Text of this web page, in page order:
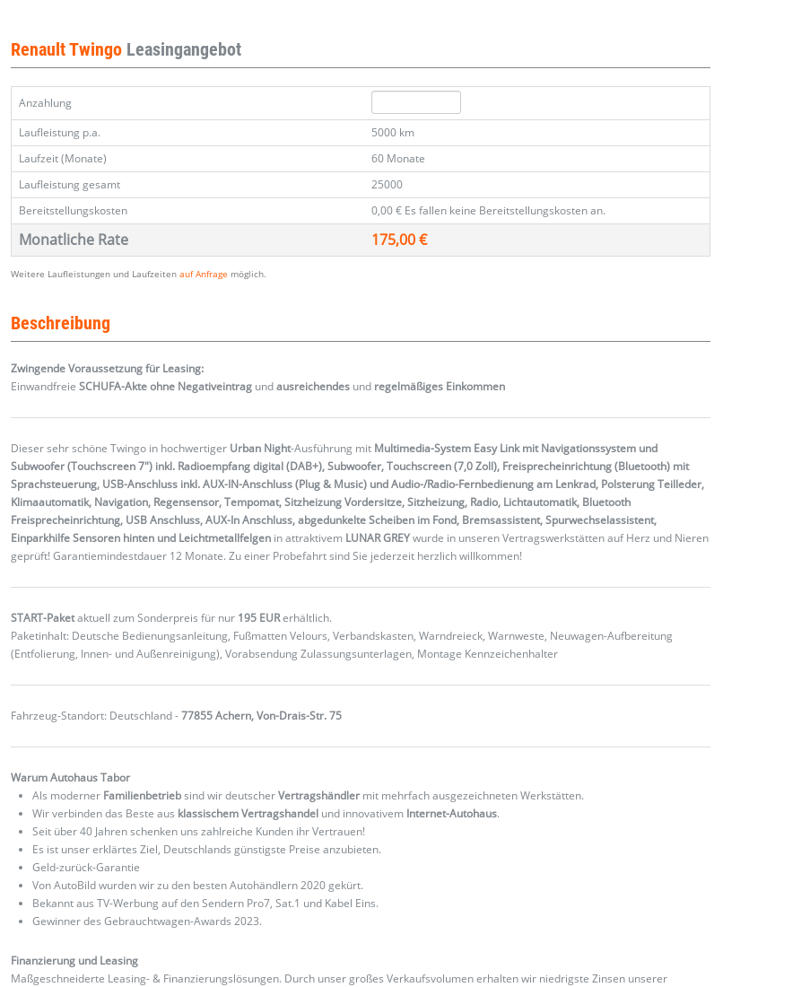
65
65
65
65
65
65
65
65
65
65
Renault Twingo Leasingangebot
Anzahlung
Laufleistung p.a.
5000 km
Laufzeit (Monate)
60 Monate
Laufleistung gesamt
25000
Bereitstellungskosten
0,00 € Es fallen keine Bereitstellungskosten an.
Monatliche Rate 175,00 €
Weitere Laufleistungen und Laufzeitenauf Anfrage möglich.
Beschreibung
Zwingende Voraussetzung für Leasing:
EinwandfreieSCHUFA-Akte ohne Negativeintrag undausreichendes und regelmäßiges Einkommen
Dieser sehr schöne Twingo in hochwertiger Urban Night-Ausführung mit Multimedia-System Easy Link mit Navigationssystem und
Subwoofer (Touchscreen 7") inkl. Radioempfang digital (DAB+), Subwoofer, Touchscreen (7,0 Zoll), Freisprecheinrichtung (Bluetooth) mit
Sprachsteuerung, USB-Anschluss inkl. AUX-IN-Anschluss (Plug & Music) und Audio-/Radio-Fernbedienung am Lenkrad, Polsterung Teilleder,
Klimaautomatik, Navigation, Regensensor, Tempomat, Sitzheizung Vordersitze, Sitzheizung, Radio, Lichtautomatik, Bluetooth
Freisprecheinrichtung, USB Anschluss, AUX-In Anschluss, abgedunkelte Scheiben im Fond, Bremsassistent, Spurwechselassistent,
Einparkhilfe Sensoren hinten und Leichtmetallfelgen in attraktivem LUNAR GREYwurde in unseren Vertragswerkstätten auf Herz und Nieren
geprüft! Garantiemindestdauer 12 Monate. Zu einer Probefahrt sind Sie jederzeit herzlich willkommen!
START-Paketaktuell zum Sonderpreis für nur 195 EURerhältlich.
Paketinhalt: Deutsche Bedienungsanleitung, Fußmatten Velours, Verbandskasten, Warndreieck, Warnweste, Neuwagen-Aufbereitung
(Entfolierung, Innen- und Außenreinigung), Vorabsendung Zulassungsunterlagen, Montage Kennzeichenhalter
Fahrzeug-Standort: Deutschland -77855 Achern, Von-Drais-Str. 75
Warum Autohaus Tabor
Als moderner Familienbetriebsind wir deutscherVertragshändler mit mehrfach ausgezeichneten Werkstätten.
Wir verbinden das Beste aus klassischem Vertragshandel und innovativem Internet-Autohaus.
Seit über 40 Jahren schenken uns zahlreiche Kunden ihr Vertrauen!
Es ist unser erklärtes Ziel, Deutschlands günstigste Preise anzubieten.
Geld-zurück-Garantie
Von AutoBild wurden wir zu den besten Autohändlern 2020 gekürt.
Bekannt aus TV-Werbung auf den Sendern Pro7, Sat.1 und Kabel Eins.
Gewinner des Gebrauchtwagen-Awards 2023.
Finanzierung und Leasing
Maßgeschneiderte Leasing- & Finanzierungslösungen. Durch unser großes Verkaufsvolumen erhalten wir niedrigste Zinsen unserer